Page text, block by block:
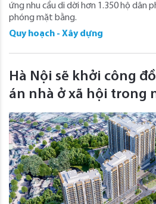
ứng nhu cầu di dời hơn 1.350 hộ dân
phóng mặt bằng.
Quy hoạch - Xây dựng
Hà Nội sẽ khởi công
án nhà ở xã hội trong